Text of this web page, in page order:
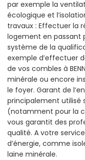
par exemple la
écologique et
travaux : Effectuer la
logement en passant
système de la
exemple d’effectuer
de vos combles à
minérale ou encore
le foyer. Garant de
principalement utilisé
(notamment pour la
vous garantit des
qualité. A votre
d’énergie, comme
laine minérale.